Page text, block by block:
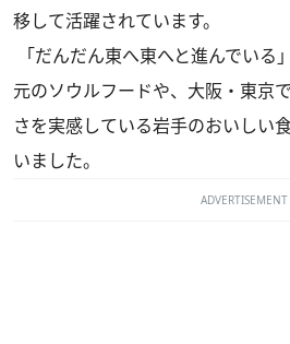
移して活躍されています。
「だんだん東へ東へと進んでいる
元のソウルフードや、大阪・東京
さを実感している岩手のおいしい
いました。
ADVERTISEMENT